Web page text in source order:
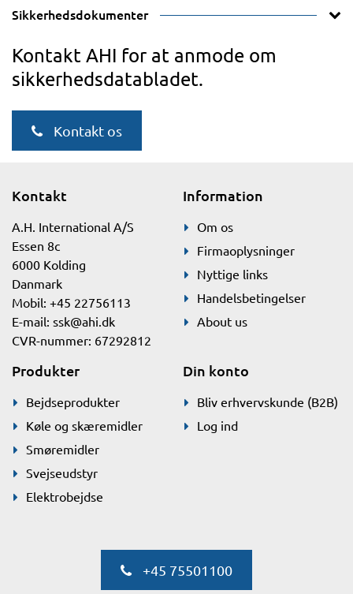
Sikkerhedsdokumenter
Kontakt AHI for at anmode om
sikkerhedsdatabladet.
Kontakt os
Kontakt
A.H. International A/S
Essen 8c
6000 Kolding
Danmark
Mobil: +45 22756113
E-mail: ssk@ahi.dk
CVR-nummer: 67292812
Information
Om os
Firmaoplysninger
Nyttige links
Handelsbetingelser
About us
Produkter
Bejdseprodukter
Køle og skæremidler
Smøremidler
Svejseudstyr
Elektrobejdse
Din konto
Bliv erhvervskunde (B2B)
Log ind
+45 75501100